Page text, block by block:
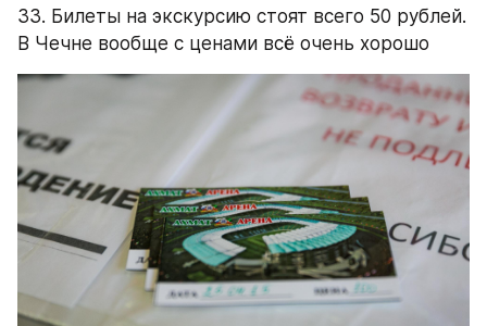
33. Билеты на экскурсию стоят всего 50 рублей.
В Чечне вообще с ценами всё очень хорошо